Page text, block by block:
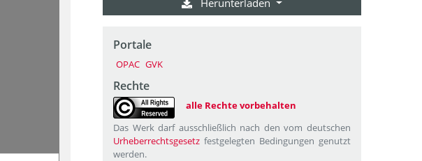
Portale
OPAC GVK
Rechte
alle Rechte vorbehalten
Das Werk darf ausschließlich nach den vom deutschen
Urheberrechtsgesetz festgelegten Bedingungen genutzt
werden.